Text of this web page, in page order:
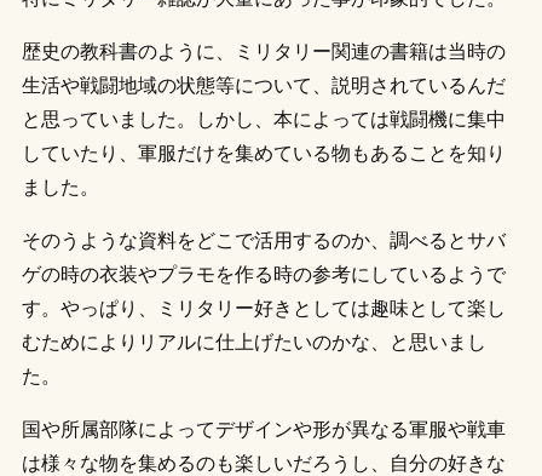
歴史の教科書のように、ミリタリー関連の書籍は当時の
生活や戦闘地域の状態等について、説明されているんだ
と思っていました。しかし、本によっては戦闘機に集中
していたり、軍服だけを集めている物もあることを知り
ました。
そのうような資料をどこで活用するのか、調べるとサバ
ゲの時の衣装やプラモを作る時の参考にしているようで
す。やっぱり、ミリタリー好きとしては趣味として楽し
むためによりリアルに仕上げたいのかな、と思いまし
た。
国や所属部隊によってデザインや形が異なる軍服や戦車
は様々な物を集めるのも楽しいだろうし、自分の好きな